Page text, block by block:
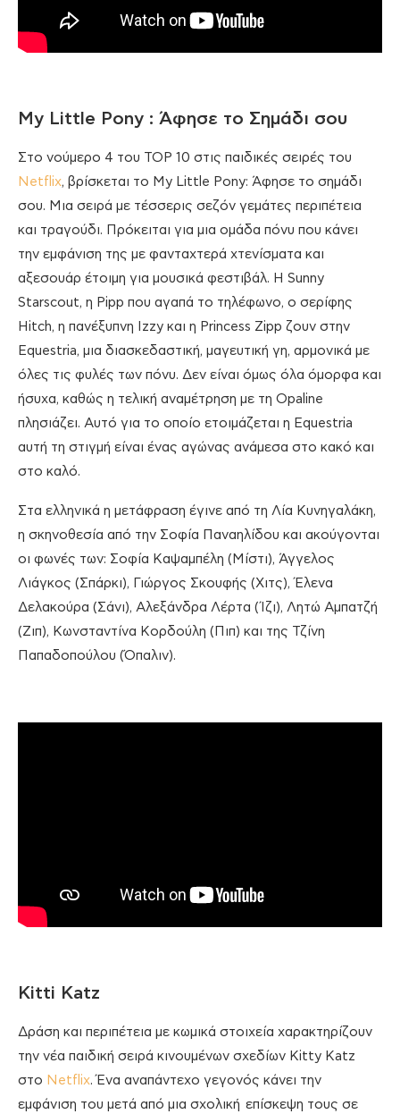
My Little Pony : Άφησε το Σημάδι σου
Στο νούμερο 4 του TOP 10 στις παιδικές σειρές του
Netflix, βρίσκεται το My Little Pony: Άφησε το σημάδι
σου. Μια σειρά με τέσσερις σεζόν γεμάτες περιπέτεια
και τραγούδι. Πρόκειται για μια ομάδα πόνυ που κάνει
την εμφάνιση της με φανταχτερά χτενίσματα και
αξεσουάρ έτοιμη για μουσικά φεστιβάλ. Η Sunny
Starscout, η Pipp που αγαπά το τηλέφωνο, ο σερίφης
Hitch, η πανέξυπνη Izzy και η Princess Zipp ζουν στην
Equestria, μια διασκεδαστική, μαγευτική γη, αρμονικά με
όλες τις φυλές των πόνυ. Δεν είναι όμως όλα όμορφα και
ήσυχα, καθώς η τελική αναμέτρηση με τη Opaline
πλησιάζει. Αυτό για το οποίο ετοιμάζεται η Equestria
αυτή τη στιγμή είναι ένας αγώνας ανάμεσα στο κακό και
στο καλό.
Στα ελληνικά η μετάφραση έγινε από τη Λία Κυνηγαλάκη,
η σκηνοθεσία από την Σοφία Παναηλίδου και ακούγονται
οι φωνές των: Σοφία Καψαμπέλη (Μίστι), Άγγελος
Λιάγκος (Σπάρκι), Γιώργος Σκουφής (Χιτς), Έλενα
Δελακούρα (Σάνι), Αλεξάνδρα Λέρτα (Ίζι), Λητώ Αμπατζή
(Ζιπ), Κωνσταντίνα Κορδούλη (Πιπ) και της Τζίνη
Παπαδοπούλου (Όπαλιν).
Kitti Katz
Δράση και περιπέτεια με κωμικά στοιχεία χαρακτηρίζουν
την νέα παιδική σειρά κινουμένων σχεδίων Kitty Katz
στο Netflix. Ένα αναπάντεχο γεγονός κάνει την
εμφάνιση του μετά από μια σχολική επίσκεψη τους σε